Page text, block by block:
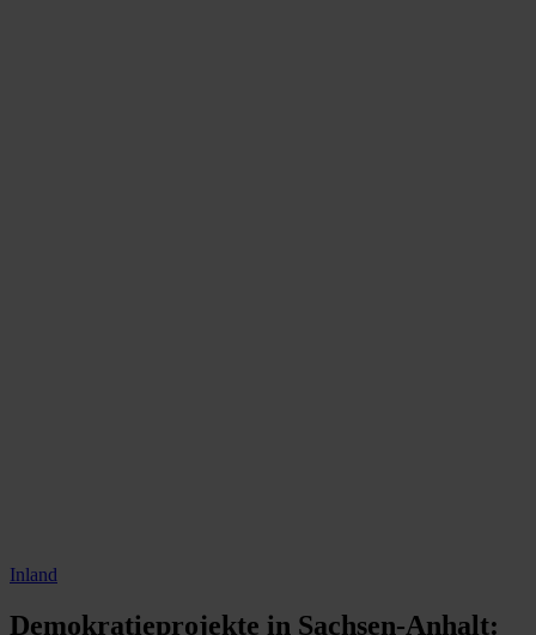
Inland
Demokratieprojekte in Sachsen-Anhalt: